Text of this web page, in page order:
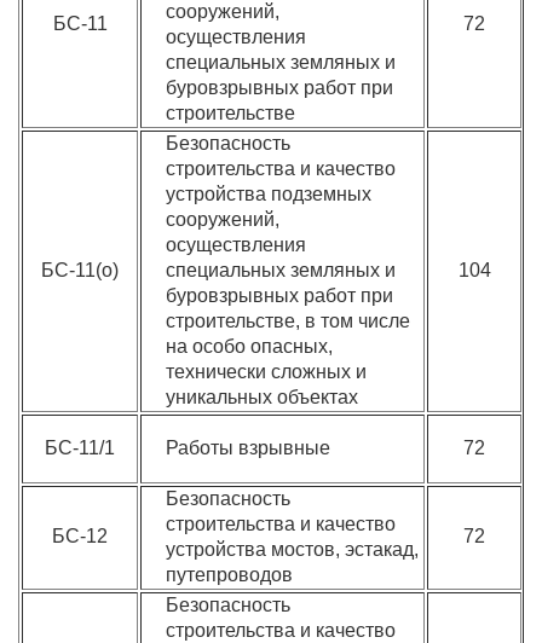
БС-11
сооружений,
осуществления
специальных земляных и
буровзрывных работ при
строительстве
72
БС-11(о)
Безопасность
строительства и качество
устройства подземных
сооружений,
осуществления
специальных земляных и
буровзрывных работ при
строительстве, в том числе
на особо опасных,
технически сложных и
уникальных объектах
104
БС-11/1 Работы взрывные 72
БС-12
Безопасность
строительства и качество
устройства мостов, эстакад,
путепроводов
72
Безопасность
строительства и качество